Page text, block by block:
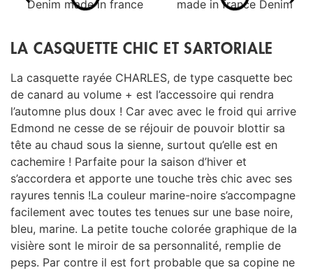
LA CASQUETTE CHIC ET SARTORIALE
La casquette rayée CHARLES, de type casquette bec
de canard au volume + est l’accessoire qui rendra
l’automne plus doux ! Car avec avec le froid qui arrive
Edmond ne cesse de se réjouir de pouvoir blottir sa
tête au chaud sous la sienne, surtout qu’elle est en
cachemire ! Parfaite pour la saison d’hiver et
s’accordera et apporte une touche très chic avec ses
rayures tennis !La couleur marine-noire s’accompagne
facilement avec toutes tes tenues sur une base noire,
bleu, marine. La petite touche colorée graphique de la
visière sont le miroir de sa personnalité, remplie de
peps. Par contre il est fort probable que sa copine ne